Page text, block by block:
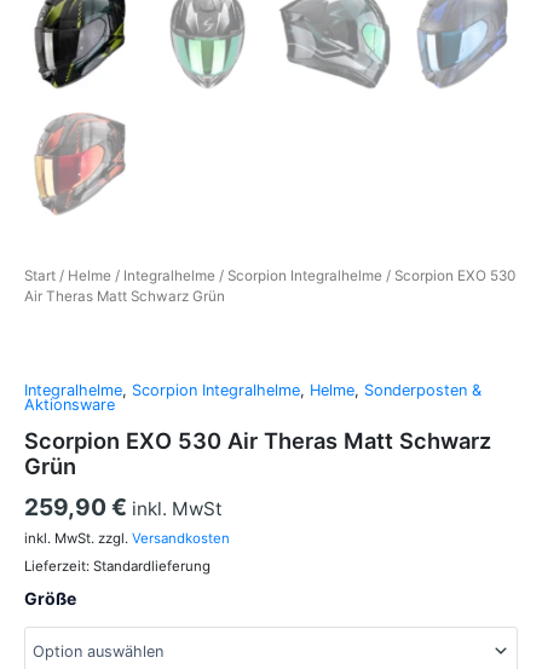
Start / Helme / Integralhelme / Scorpion Integralhelme / Scorpion EXO 530
Air Theras Matt Schwarz Grün
Integralhelme, Scorpion Integralhelme, Helme, Sonderposten &
Aktionsware
Scorpion EXO 530 Air Theras Matt Schwarz
Grün
259,90€ inkl. MwSt
inkl. MwSt. zzgl. Versandkosten
Lieferzeit: Standardlieferung
Größe